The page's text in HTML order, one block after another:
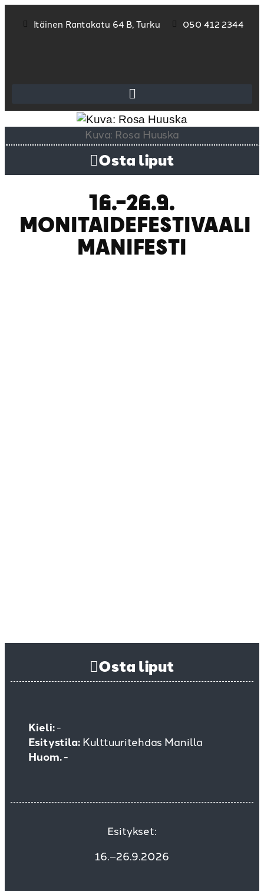
Itäinen Rantakatu 64 B, Turku 050 412 2344
Kuva: Rosa Huuska
Osta liput
16.–26.9.
MONITAIDEFESTIVAALI
MANIFESTI
Osta liput
Kieli:-
Esitystila:Kulttuuritehdas Manilla
Huom.-
Esitykset:
16.–26.9.2026